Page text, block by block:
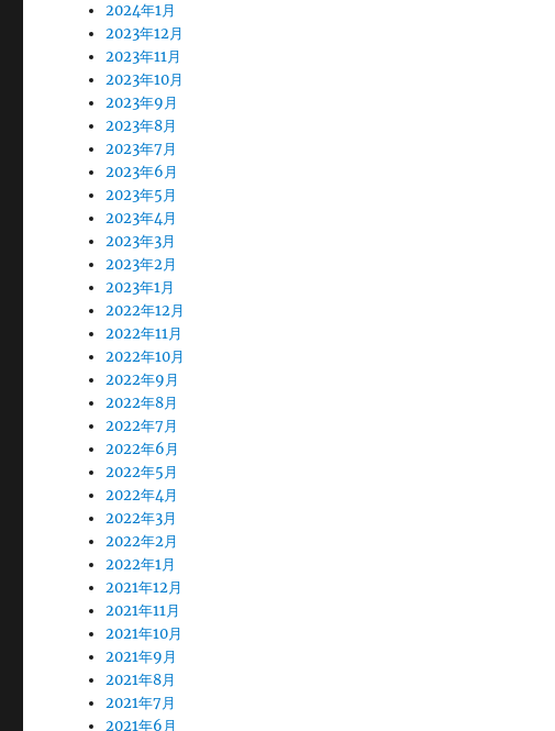
2024年1月
2023年12月
2023年11月
2023年10月
2023年9月
2023年8月
2023年7月
2023年6月
2023年5月
2023年4月
2023年3月
2023年2月
2023年1月
2022年12月
2022年11月
2022年10月
2022年9月
2022年8月
2022年7月
2022年6月
2022年5月
2022年4月
2022年3月
2022年2月
2022年1月
2021年12月
2021年11月
2021年10月
2021年9月
2021年8月
2021年7月
2021年6月